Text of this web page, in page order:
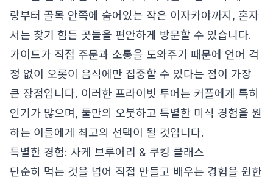
랑부터 골목 안쪽에 숨어있는 작은 이자카야까지, 혼자
서는 찾기 힘든 곳들을 편안하게 방문할 수 있습니다.
가이드가 직접 주문과 소통을 도와주기 때문에 언어 걱
정 없이 오롯이 음식에만 집중할 수 있다는 점이 가장
큰 장점입니다. 이러한 프라이빗 투어는 커플에게 특히
인기가 많으며, 둘만의 오붓하고 특별한 미식 경험을 원
하는 이들에게 최고의 선택이 될 것입니다.
특별한 경험: 사케 브루어리 & 쿠킹 클래스
단순히 먹는 것을 넘어 직접 만들고 배우는 경험을 원한